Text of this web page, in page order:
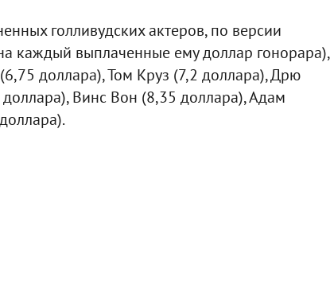
голливудских актеров, по версии
каждый выплаченные ему доллар гонорара),
доллара), Том Круз (7,2 доллара), Дрю
Винс Вон (8,35 доллара), Адам